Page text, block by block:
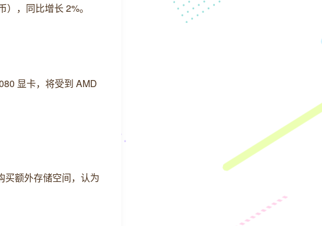
，同比增长 2%。
显卡，将受到 AMD
买额外存储空间，认为